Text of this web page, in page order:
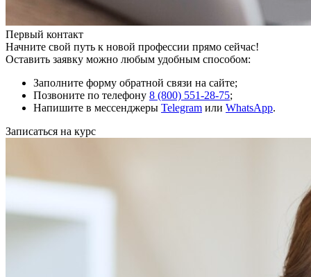
Первый контакт
Начните свой путь к новой профессии прямо сейчас!
Оставить заявку можно любым удобным способом:
Заполните форму обратной связи на сайте;
Позвоните по телефону 8 (800) 551-28-75;
Напишите в мессенджеры Telegram или WhatsApp.
Записаться на курс